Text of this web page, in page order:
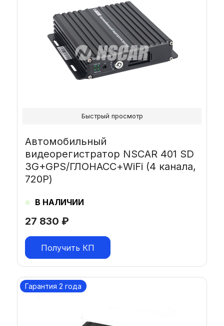
27 830 ₽
Автомобильный
видеорегистратор NSCAR 401 SD
3G+GPS/ГЛОНАСС+WiFi (4 канала,
720Р)
В НАЛИЧИИ
Получить КП
Быстрый просмотр
Гарантия 2 года